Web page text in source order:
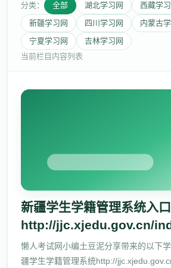
分类： 全部 湖北学习网 西藏学
新疆学习网
四川学习网
内蒙古
宁夏学习网
吉林学习网
当前栏目内容列表
新疆学生学籍管理系统入口
http://jjc.xjedu.gov.cn/
懒人考试网小编土豆泥分享带来的以下
疆学生学籍管理系统http://